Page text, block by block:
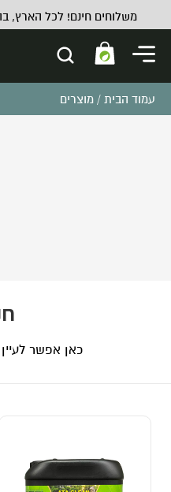
משלוחים חינם! לכל הארץ,
עמוד הבית / מוצרים
כאן אפשר